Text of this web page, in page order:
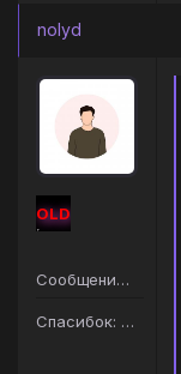
nolyd
OLD
Сообщений: 159
Спасибок: 116